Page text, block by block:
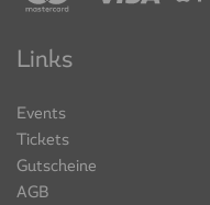
Links
Events
Tickets
Gutscheine
AGB